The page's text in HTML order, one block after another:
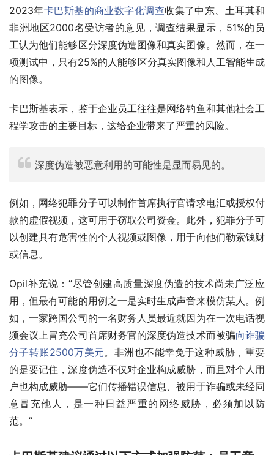
2023年卡巴斯基的商业数字化调查收集了中东、土耳其和
非洲地区2000名受访者的意见，调查结果显示，51%的员
工认为他们能够区分深度伪造图像和真实图像。然而，在一
项测试中，只有25%的人能够区分真实图像和人工智能生成
的图像。
卡巴斯基表示，鉴于企业员工往往是网络钓鱼和其他社会工
程学攻击的主要目标，这给企业带来了严重的风险。
深度伪造被恶意利用的可能性是显而易见的。
例如，网络犯罪分子可以制作首席执行官请求电汇或授权付
款的虚假视频，这可用于窃取公司资金。此外，犯罪分子可
以创建具有危害性的个人视频或图像，用于向他们勒索钱财
或信息。
Opil补充说：“尽管创建高质量深度伪造的技术尚未广泛应
用，但最有可能的用例之一是实时生成声音来模仿某人。例
如，一家跨国公司的一名财务人员最近就因为在一次电话视
频会议上冒充公司首席财务官的深度伪造技术而被骗向诈骗
分子转账2500万美元。非洲也不能幸免于这种威胁，重要
的是要记住，深度伪造不仅对企业构成威胁，而且对个人用
户也构成威胁——它们传播错误信息、被用于诈骗或未经同
意冒充他人，是一种日益严重的网络威胁，必须加以防
范。”